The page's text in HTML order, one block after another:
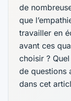
de
que
travailler en
avant ces
choisir ?
de questions
dans cet